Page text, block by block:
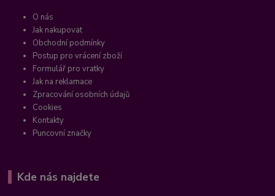
O nás
Jak nakupovat
Obchodní podmínky
Postup pro vrácení zboží
Formulář pro vratky
Jak na reklamace
Zpracování osobních údajů
Cookies
Kontakty
Puncovní značky
Kde nás najdete